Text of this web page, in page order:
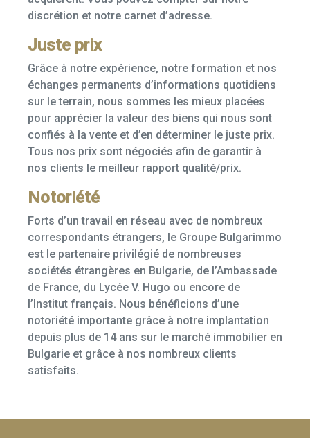
discrétion et notre carnet d’adresse.
Juste prix
Grâce à notre expérience, notre formation et nos
échanges permanents d’informations quotidiens
sur le terrain, nous sommes les mieux placées
pour apprécier la valeur des biens qui nous sont
confiés à la vente et d’en déterminer le juste prix.
Tous nos prix sont négociés afin de garantir à
nos clients le meilleur rapport qualité/prix.
Notoriété
Forts d’un travail en réseau avec de nombreux
correspondants étrangers, le Groupe Bulgarimmo
est le partenaire privilégié de nombreuses
sociétés étrangères en Bulgarie, de l’Ambassade
de France, du Lycée V. Hugo ou encore de
l’Institut français. Nous bénéficions d’une
notoriété importante grâce à notre implantation
depuis plus de 14 ans sur le marché immobilier en
Bulgarie et grâce à nos nombreux clients
satisfaits.